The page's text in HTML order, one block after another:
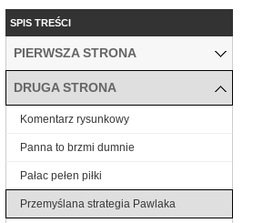
SPIS TREŚCI
PIERWSZA STRONA
DRUGA STRONA
Komentarz rysunkowy
Panna to brzmi dumnie
Pałac pełen piłki
Przemyślana strategia Pawlaka